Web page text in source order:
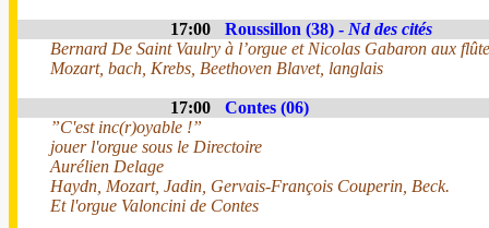
17:00 Roussillon (38) - Nd des cités
Bernard De Saint Vaulry à l’orgue et Nicolas Gabaron aux
Mozart, bach, Krebs, Beethoven Blavet, langlais
17:00
Contes (06)
”C'est inc(r)oyable !”
jouer l'orgue sous le Directoire
Aurélien Delage
Haydn, Mozart, Jadin, Gervais-François Couperin, Beck.
Et l'orgue Valoncini de Contes